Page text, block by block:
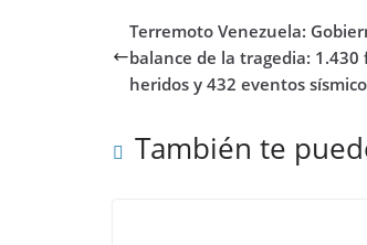
Terremoto Venezuela:
balance de la tragedia: 1.430
heridos y 432 eventos
También te